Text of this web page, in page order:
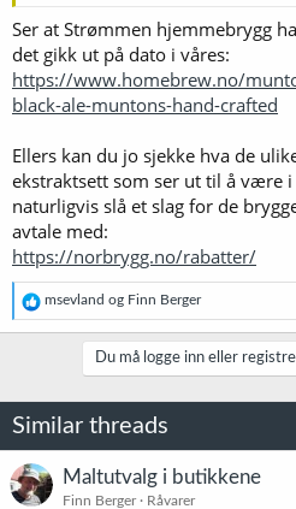
Ser at Strømmen hjemmebrygg
det gikk ut på dato i våres:
https://www.homebrew.no/
black-ale-muntons-hand-crafted
Ellers kan du jo sjekke hva de
ekstraktsett som ser ut til å være i
naturligvis slå et slag for de
avtale med:
https://norbrygg.no/rabatter/
R
e
a
n
e
r
:
msevland og Finn Berger
Du må logge inn eller
Similar threads
Maltutvalg i butikkene
Finn Berger
Råvarer